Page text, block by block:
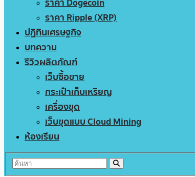
ราคา Ripple (XRP)
ปฏิทินเศรษฐกิจ
บทความ
รีวิวผลิตภัณฑ์
เว็บซื้อขาย
กระเป๋าเก็บเหรียญ
เครื่องขุด
เว็บขุดแบบ Cloud Mining
ห้องเรียน